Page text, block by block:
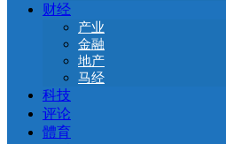
财经
产业
金融
地产
马经
科技
评论
體育